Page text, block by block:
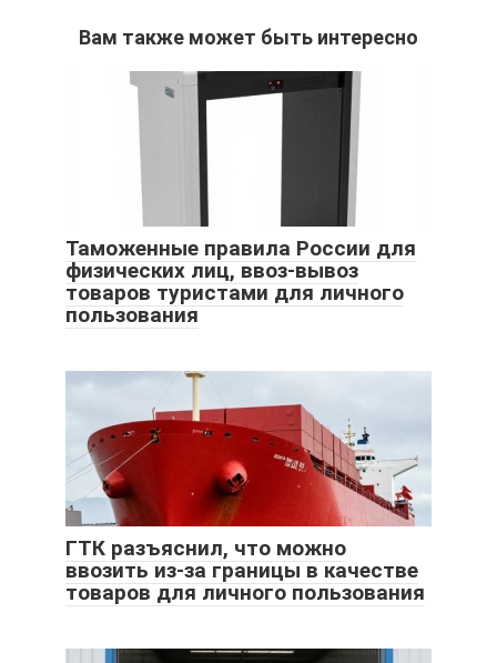
Вам также может быть интересно
Таможенные правила России для
физических лиц, ввоз-вывоз
товаров туристами для личного
пользования
ГТК разъяснил, что можно
ввозить из-за границы в качестве
товаров для личного пользования